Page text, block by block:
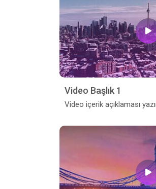
Video Başlık 1
Video içerik açıklaması